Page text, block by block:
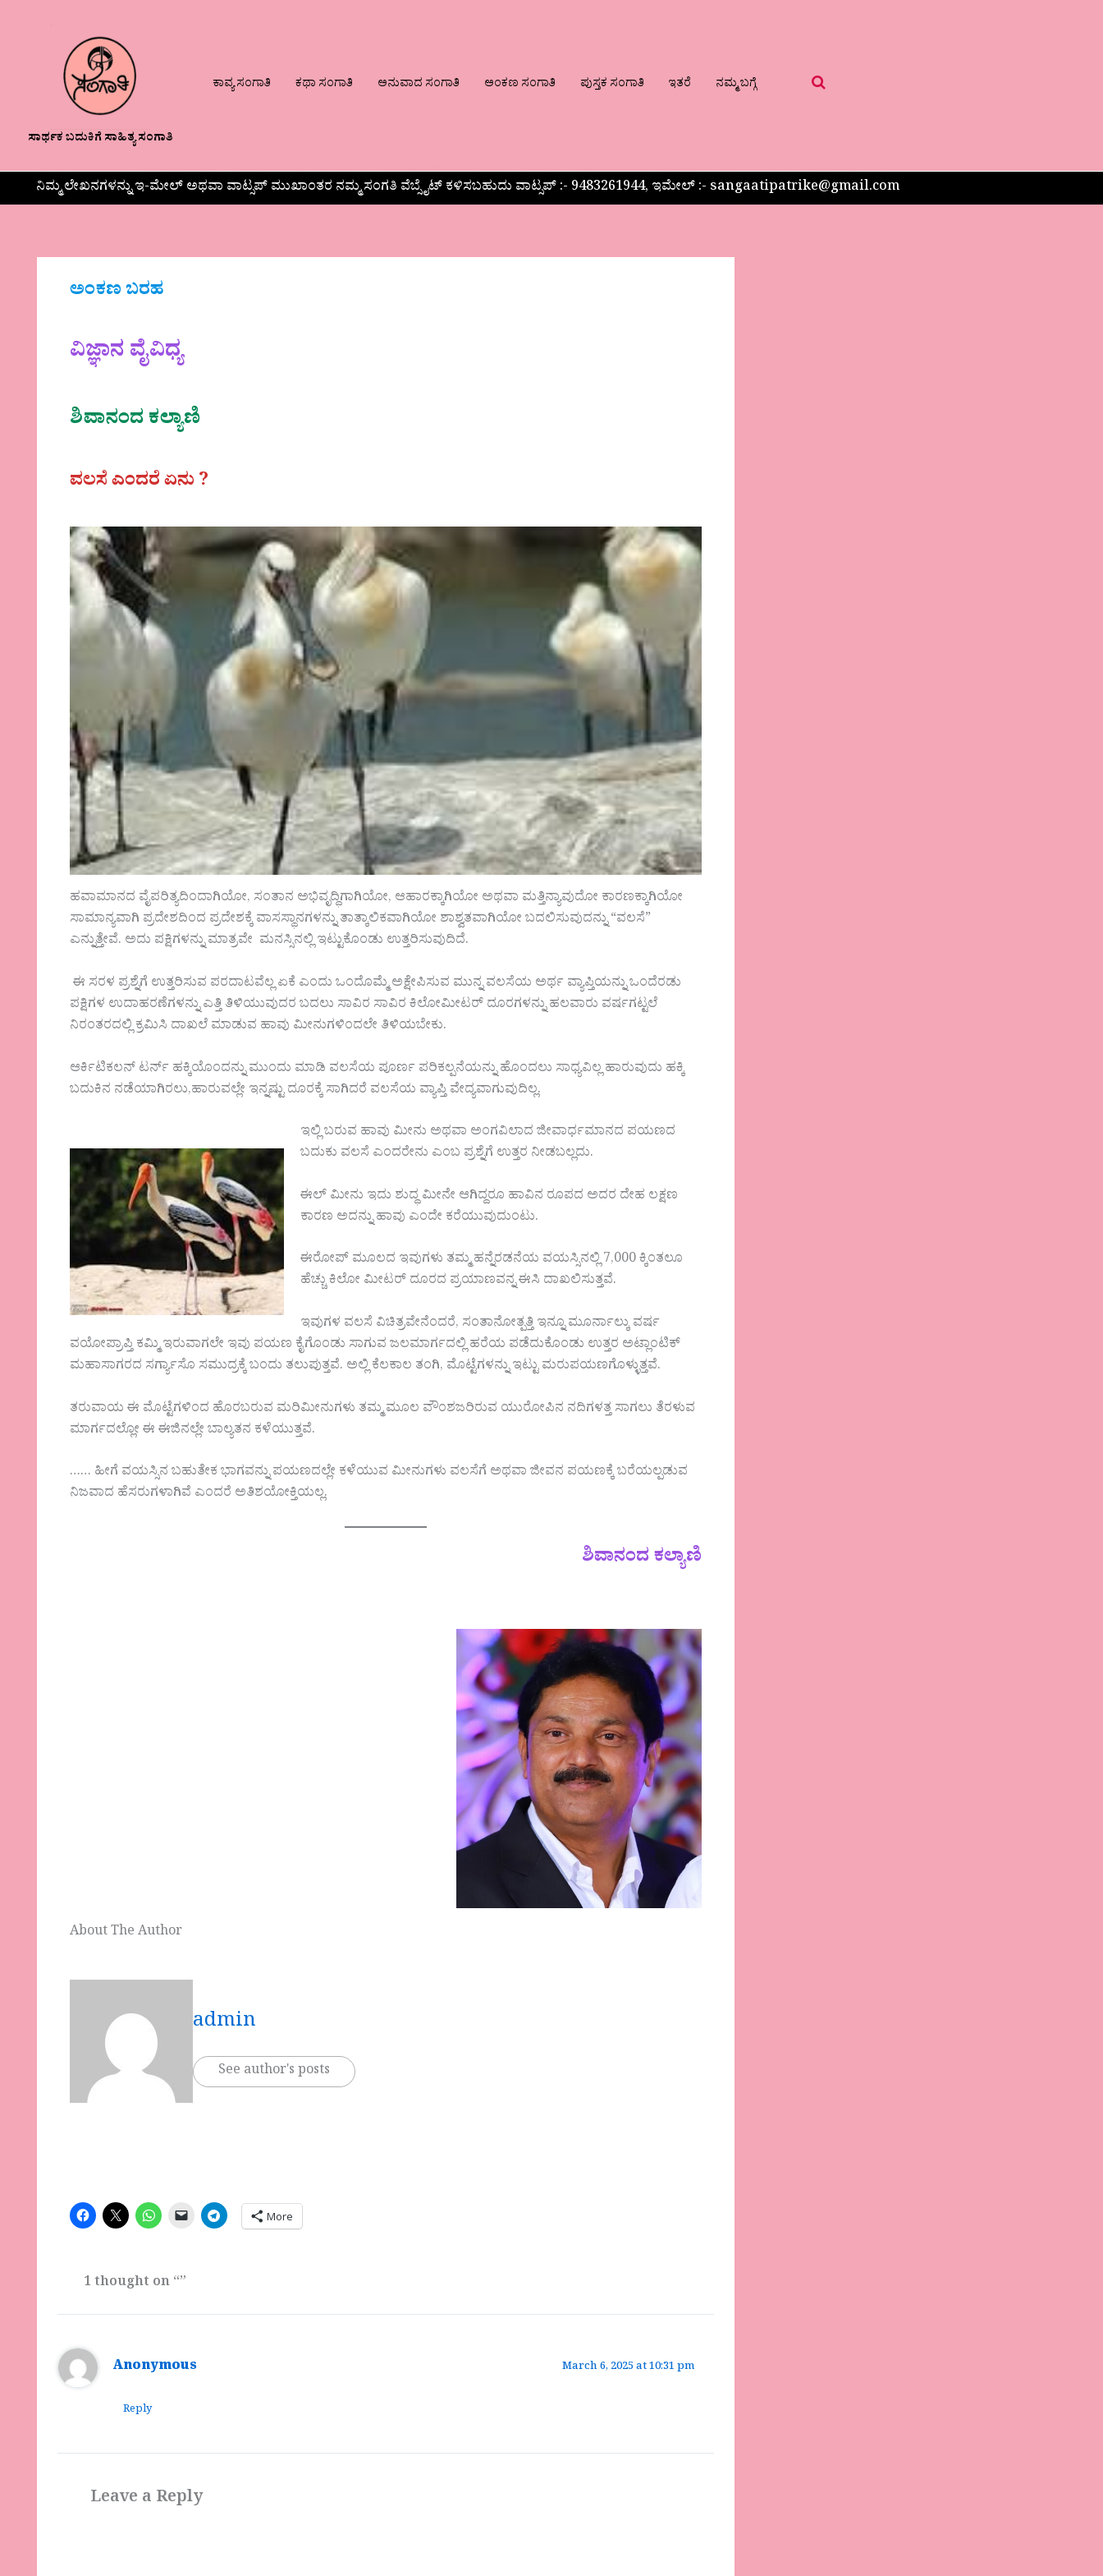
ಸಾರ್ಥಕ ಬದುಕಿಗೆ ಸಾಹಿತ್ಯ ಸಂಗಾತಿ
ಕಾವ್ಯ ಸಂಗಾತಿ ಕಥಾ ಸಂಗಾತಿ ಅನುವಾದ ಸಂಗಾತಿ ಅಂಕಣ ಸಂಗಾತಿ ಪುಸ್ತಕ ಸಂಗಾತಿ ಇತರೆ ನಮ್ಮ ಬಗ್ಗೆ
ನಿಮ್ಮ ಲೇಖನಗಳನ್ನು ಇ-ಮೇಲ್ ಅಥವಾ ವಾಟ್ಸಪ್ ಮುಖಾಂತರ ನಮ್ಮ ಸಂಗತಿ ವೆಬ್ಸೈಟ್ ಕಳಿಸಬಹುದು ವಾಟ್ಸಪ್‌ :- 9483261944, ಇಮೇಲ್ :- sangaatipatrike@gmail.com
ಅಂಕಣ ಬರಹ
ವಿಜ್ಞಾನ ವೈವಿಧ್ಯ
ಶಿವಾನಂದ ಕಲ್ಯಾಣಿ
ವಲಸೆ ಎಂದರೆ ಏನು ?
ಹವಾಮಾನದ ವೈಪರಿತ್ಯದಿಂದಾಗಿಯೋ, ಸಂತಾನ ಅಭಿವೃದ್ಧಿಗಾಗಿಯೋ, ಆಹಾರಕ್ಕಾಗಿಯೋ ಅಥವಾ ಮತ್ತಿನ್ಯಾವುದೋ ಕಾರಣಕ್ಕಾಗಿಯೋ
ಸಾಮಾನ್ಯವಾಗಿ ಪ್ರದೇಶದಿಂದ ಪ್ರದೇಶಕ್ಕೆ ವಾಸಸ್ಥಾನಗಳನ್ನು ತಾತ್ಕಾಲಿಕವಾಗಿಯೋ ಶಾಶ್ವತವಾಗಿಯೋ ಬದಲಿಸುವುದನ್ನು “ವಲಸೆ”
ಎನ್ನುತ್ತೇವೆ. ಅದು ಪಕ್ಷಿಗಳನ್ನು ಮಾತ್ರವೇ ಮನಸ್ಸಿನಲ್ಲಿ ಇಟ್ಟುಕೊಂಡು ಉತ್ತರಿಸುವುದಿದೆ.
ಈ ಸರಳ ಪ್ರಶ್ನೆಗೆ ಉತ್ತರಿಸುವ ಪರದಾಟವೆಲ್ಲ ಏಕೆ ಎಂದು ಒಂದೊಮ್ಮೆ ಅಕ್ಷೇಪಿಸುವ ಮುನ್ನ ವಲಸೆಯ ಅರ್ಥ ವ್ಯಾಪ್ತಿಯನ್ನು ಒಂದೆರಡು
ಪಕ್ಷಿಗಳ ಉದಾಹರಣೆಗಳನ್ನು ಎತ್ತಿ ತಿಳಿಯುವುದರ ಬದಲು ಸಾವಿರ ಸಾವಿರ ಕಿಲೋಮೀಟರ್ ದೂರಗಳನ್ನು ಹಲವಾರು ವರ್ಷಗಟ್ಟಲೆ
ನಿರಂತರದಲ್ಲಿ ಕ್ರಮಿಸಿ ದಾಖಲೆ ಮಾಡುವ ಹಾವು ಮೀನುಗಳಿಂದಲೇ ತಿಳಿಯಬೇಕು.
ಆರ್ಕಿಟಿಕಲನ್ ಟರ್ನ್ ಹಕ್ಕಿಯೊಂದನ್ನು ಮುಂದು ಮಾಡಿ ವಲಸೆಯ ಪೂರ್ಣ ಪರಿಕಲ್ಪನೆಯನ್ನು ಹೊಂದಲು ಸಾಧ್ಯವಿಲ್ಲ ಹಾರುವುದು ಹಕ್ಕಿ
ಬದುಕಿನ ನಡೆಯಾಗಿರಲು,ಹಾರುವಲ್ಲೇ ಇನ್ನಷ್ಟು ದೂರಕ್ಕೆ ಸಾಗಿದರೆ ವಲಸೆಯ ವ್ಯಾಪ್ತಿ ವೇದ್ಯವಾಗುವುದಿಲ್ಲ.
ಇಲ್ಲಿ ಬರುವ ಹಾವು ಮೀನು ಅಥವಾ ಅಂಗವಿಲಾದ ಜೀವಾರ್ಧಮಾನದ ಪಯಣದ
ಬದುಕು ವಲಸೆ ಎಂದರೇನು ಎಂಬ ಪ್ರಶ್ನೆಗೆ ಉತ್ತರ ನೀಡಬಲ್ಲದು.
ಈಲ್ ಮೀನು ಇದು ಶುದ್ಧ ಮೀನೇ ಆಗಿದ್ದರೂ ಹಾವಿನ ರೂಪದ ಅದರ ದೇಹ ಲಕ್ಷಣ
ಕಾರಣ ಅದನ್ನು ಹಾವು ಎಂದೇ ಕರೆಯುವುದುಂಟು.
ಈರೋಪ್ ಮೂಲದ ಇವುಗಳು ತಮ್ಮ ಹನ್ನೆರಡನೆಯ ವಯಸ್ಸಿನಲ್ಲಿ 7,000 ಕ್ಕಿಂತಲೂ
ಹೆಚ್ಚು ಕಿಲೋ ಮೀಟರ್ ದೂರದ ಪ್ರಯಾಣವನ್ನ ಈಸಿ ದಾಖಲಿಸುತ್ತವೆ.
ಇವುಗಳ ವಲಸೆ ವಿಚಿತ್ರವೇನೆಂದರೆ, ಸಂತಾನೋತ್ಪತ್ತಿ ಇನ್ನೂ ಮೂರ್ನಾಲ್ಕು ವರ್ಷ
ವಯೋಪ್ರಾಪ್ತಿ ಕಮ್ಮಿ ಇರುವಾಗಲೇ ಇವು ಪಯಣ ಕೈಗೊಂಡು ಸಾಗುವ ಜಲಮಾರ್ಗದಲ್ಲಿ ಹರೆಯ ಪಡೆದುಕೊಂಡು ಉತ್ತರ ಅಟ್ಲಾಂಟಿಕ್
ಮಹಾಸಾಗರದ ಸರ್ಗ್ಯಾಸೊ ಸಮುದ್ರಕ್ಕೆ ಬಂದು ತಲುಪುತ್ತವೆ. ಅಲ್ಲಿ ಕೆಲಕಾಲ ತಂಗಿ, ಮೊಟ್ಟೆಗಳನ್ನು ಇಟ್ಟು ಮರುಪಯಣಗೊಳ್ಳುತ್ತವೆ.
ತರುವಾಯ ಈ ಮೊಟ್ಟೆಗಳಿಂದ ಹೊರಬರುವ ಮರಿಮೀನುಗಳು ತಮ್ಮ ಮೂಲ ವೌಂಶಜರಿರುವ ಯುರೋಪಿನ ನದಿಗಳತ್ತ ಸಾಗಲು ತೆರಳುವ
ಮಾರ್ಗದಲ್ಲೋ ಈ ಈಜಿನಲ್ಲೇ ಬಾಲ್ಯತನ ಕಳೆಯುತ್ತವೆ.
…… ಹೀಗೆ ವಯಸ್ಸಿನ ಬಹುತೇಕ ಭಾಗವನ್ನು ಪಯಣದಲ್ಲೇ ಕಳೆಯುವ ಮೀನುಗಳು ವಲಸೆಗೆ ಅಥವಾ ಜೀವನ ಪಯಣಕ್ಕೆ ಬರೆಯಲ್ಪಡುವ
ನಿಜವಾದ ಹೆಸರುಗಳಾಗಿವೆ ಎಂದರೆ ಅತಿಶಯೋಕ್ತಿಯಲ್ಲ.
ಶಿವಾನಂದ ಕಲ್ಯಾಣಿ
About The Author
admin
See author's posts
More
1 thought on “”
Anonymous March 6, 2025 at 10:31 pm
Reply
Leave a Reply